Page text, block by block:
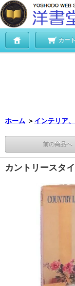
カート
ホーム ＞ インテリア
前の商品へ
カントリースタ